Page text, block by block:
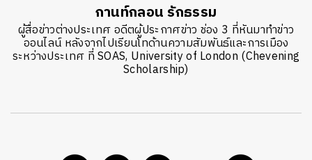
กานท์กลอน รักธรรม
ผู้สื่อข่าวต่างประเทศ อดีตผู้ประกาศข่าว ช่อง 3 ที่หันมาทำข่าว
ออนไลน์ หลังจากไปเรียนโทด้านความสัมพันธ์และการเมือง
ระหว่างประเทศ ที่ SOAS, University of London (Chevening
Scholarship)